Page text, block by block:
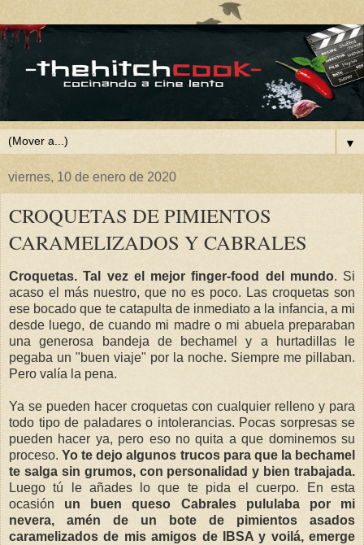
▼
viernes, 10 de enero de 2020
CROQUETAS DE PIMIENTOS
CARAMELIZADOS Y CABRALES
Croquetas. Tal vez el mejor finger-food del mundo. Si
acaso el más nuestro, que no es poco. Las croquetas son
ese bocado que te catapulta de inmediato a la infancia, a mi
desde luego, de cuando mi madre o mi abuela preparaban
una generosa bandeja de bechamel y a hurtadillas le
pegaba un "buen viaje" por la noche. Siempre me pillaban.
Pero valía la pena.
Ya se pueden hacer croquetas con cualquier relleno y para
todo tipo de paladares o intolerancias. Pocas sorpresas se
pueden hacer ya, pero eso no quita a que dominemos su
proceso.Yo te dejo algunos trucos para que la bechamel
te salga sin grumos, con personalidad y bien trabajada.
Luego tú le añades lo que te pida el cuerpo. En esta
ocasión un buen queso Cabrales pululaba por mi
nevera, amén de un bote de pimientos asados
caramelizados de mis amigos de IBSA y voilá, emerge